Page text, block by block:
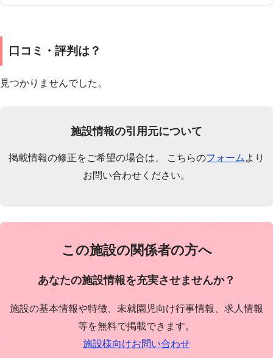
口コミ・評判は？
見つかりませんでした。
施設情報の引用元について
掲載情報の修正をご希望の場合は、 こちらのフォーム より
お問い合わせください。
この施設の関係者の方へ
あなたの施設情報を充実させませんか？
施設の基本情報や特徴、未就園児向け行事情報、求人情報
等を無料で掲載できます。
施設様向けお問い合わせ